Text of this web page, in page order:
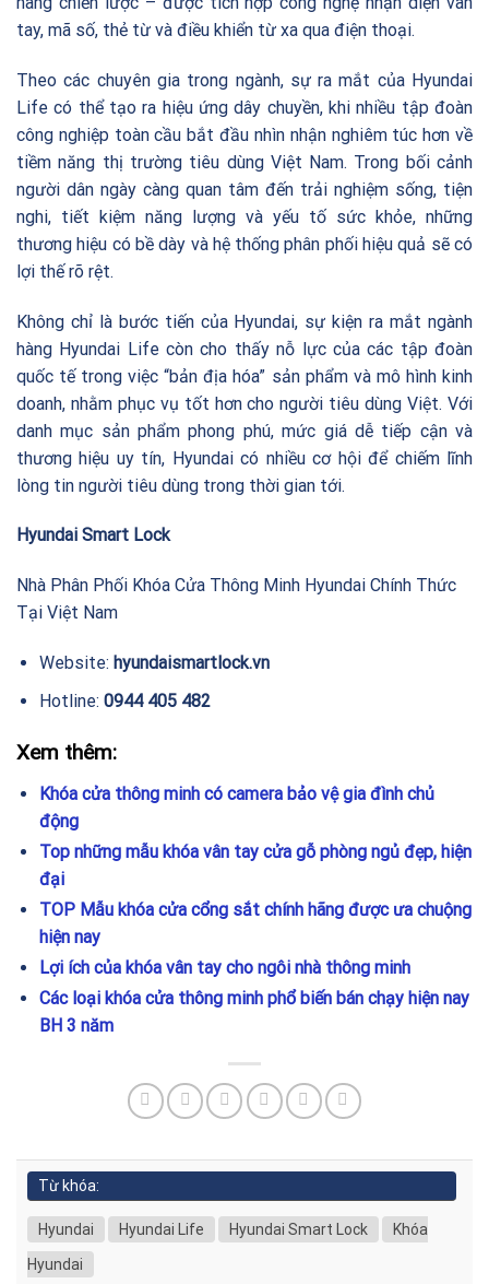
tay, mã số, thẻ từ và điều khiển từ xa qua điện thoại.
Theo các chuyên gia trong ngành, sự ra mắt của Hyundai
Life có thể tạo ra hiệu ứng dây chuyền, khi nhiều tập đoàn
công nghiệp toàn cầu bắt đầu nhìn nhận nghiêm túc hơn về
tiềm năng thị trường tiêu dùng Việt Nam. Trong bối cảnh
người dân ngày càng quan tâm đến trải nghiệm sống, tiện
nghi, tiết kiệm năng lượng và yếu tố sức khỏe, những
thương hiệu có bề dày và hệ thống phân phối hiệu quả sẽ có
lợi thế rõ rệt.
Không chỉ là bước tiến của Hyundai, sự kiện ra mắt ngành
hàng Hyundai Life còn cho thấy nỗ lực của các tập đoàn
quốc tế trong việc “bản địa hóa” sản phẩm và mô hình kinh
doanh, nhằm phục vụ tốt hơn cho người tiêu dùng Việt. Với
danh mục sản phẩm phong phú, mức giá dễ tiếp cận và
thương hiệu uy tín, Hyundai có nhiều cơ hội để chiếm lĩnh
lòng tin người tiêu dùng trong thời gian tới.
Hyundai Smart Lock
Nhà Phân Phối Khóa Cửa Thông Minh Hyundai Chính Thức
Tại Việt Nam
Website: hyundaismartlock.vn
Hotline: 0944 405 482
Xem thêm:
Khóa cửa thông minh có camera bảo vệ gia đình chủ
động
Top những mẫu khóa vân tay cửa gỗ phòng ngủ đẹp, hiện
đại
TOP Mẫu khóa cửa cổng sắt chính hãng được ưa chuộng
hiện nay
Lợi ích của khóa vân tay cho ngôi nhà thông minh
Các loại khóa cửa thông minh phổ biến bán chạy hiện nay
BH 3 năm
Từ khóa:
Hyundai Hyundai Life Hyundai Smart Lock
Khóa
Hyundai